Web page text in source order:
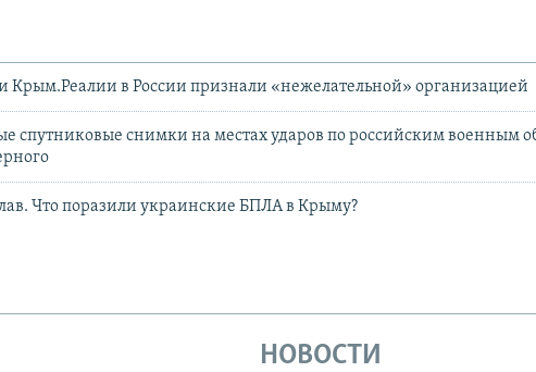
Крым.Реалии в России признали «нежелательной» организацией
спутниковые снимки на местах ударов по российским военным
Что поразили украинские БПЛА в Крыму?
НОВОСТИ